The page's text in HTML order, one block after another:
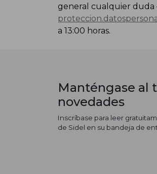
general cualquier duda
a 13:00 horas.
Manténgase al
novedades
Inscríbase para leer
de Sidel en su bandeja de